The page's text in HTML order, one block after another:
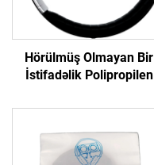
Hörülmüş Olmayan Bir
İstifadəlik Polipropilen
Üçün